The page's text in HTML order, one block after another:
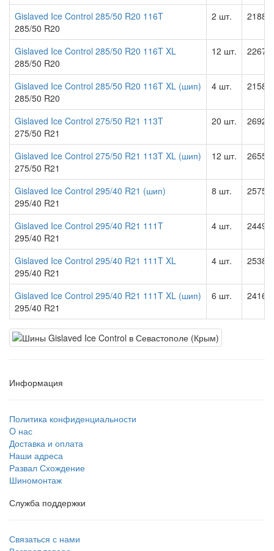
Gislaved Ice Control 285/50 R20 116T
285/50 R20
2 шт.
Gislaved Ice Control 285/50 R20 116T XL
285/50 R20
12 шт.
Gislaved Ice Control 285/50 R20 116T XL (шип)
285/50 R20
4 шт.
Gislaved Ice Control 275/50 R21 113T
275/50 R21
20 шт.
Gislaved Ice Control 275/50 R21 113T XL (шип)
275/50 R21
12 шт.
Gislaved Ice Control 295/40 R21 (шип)
295/40 R21
8 шт.
Gislaved Ice Control 295/40 R21 111T
295/40 R21
4 шт.
Gislaved Ice Control 295/40 R21 111T XL
295/40 R21
4 шт.
Gislaved Ice Control 295/40 R21 111T XL (шип)
295/40 R21
6 шт.
Информация
Политика конфиденциальности
O нас
Доставка и оплата
Наши адреса
Развал Схождение
Шиномонтаж
Служба поддержки
Связаться с нами